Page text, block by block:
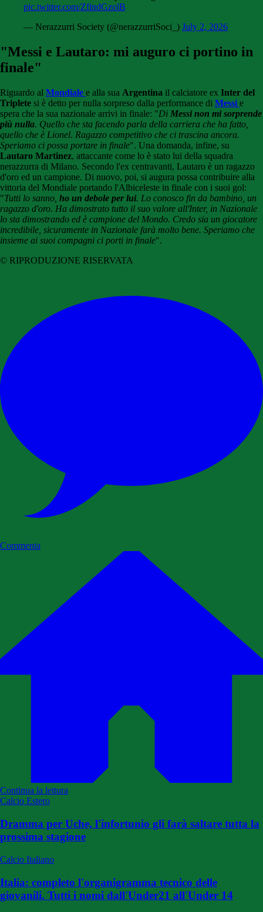
pic.twitter.com/ZfindGzolB
— Nerazzurri Society (@nerazzurriSoci_) July 2, 2026
"Messi e Lautaro: mi auguro ci portino in
finale"
Riguardo al Mondiale e alla sua Argentina il calciatore ex Inter del
Triplete si è detto per nulla sorpreso dalla performance di Messi e
spera che la sua nazionale arrivi in finale: "Di Messi non mi sorprende
più nulla. Quello che sta facendo parla della carriera che ha fatto,
quello che è Lionel. Ragazzo competitivo che ci trascina ancora.
Speriamo ci possa portare in finale". Una domanda, infine, su
Lautaro Martinez, attaccante come lo è stato lui della squadra
nerazzurra di Milano. Secondo l'ex centravanti, Lautaro è un ragazzo
d'oro ed un campione. Di nuovo, poi, si augura possa contribuire alla
vittoria del Mondiale portando l'Albiceleste in finale con i suoi gol:
"Tutti lo sanno, ho un debole per lui. Lo conosco fin da bambino, un
ragazzo d'oro. Ha dimostrato tutto il suo valore all'Inter, in Nazionale
lo sta dimostrando ed è campione del Mondo. Credo sia un giocatore
incredibile, sicuramente in Nazionale farà molto bene. Speriamo che
insieme ai suoi compagni ci porti in finale".
© RIPRODUZIONE RISERVATA
Commenta
Continua la lettura
Calcio Estero
Dramma per Uche, l'infortunio gli farà saltare tutta la
prossima stagione
Calcio Italiano
Italia: completo l'organigramma tecnico delle
giovanili. Tutti i nomi dall'Under21 all'Under 14